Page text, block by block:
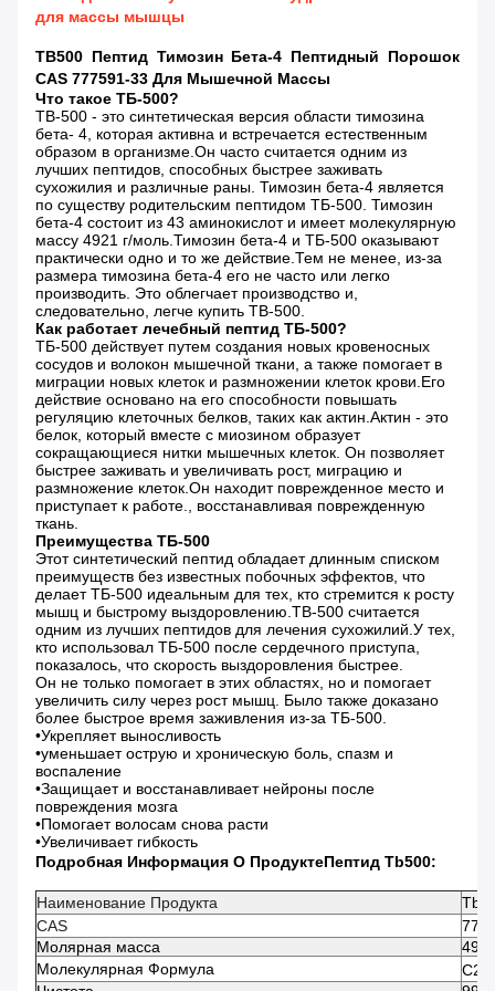
для массы мышцы
TB500 Пептид Тимозин Бета-4 Пептидный Порошок
CAS 777591-33 Для Мышечной Массы
Что такое ТБ-500?
TB-500 - это синтетическая версия области тимозина
бета- 4, которая активна и встречается естественным
образом в организме.Он часто считается одним из
лучших пептидов, способных быстрее заживать
сухожилия и различные раны. Тимозин бета-4 является
по существу родительским пептидом ТБ-500. Тимозин
бета-4 состоит из 43 аминокислот и имеет молекулярную
массу 4921 г/моль.Тимозин бета-4 и ТБ-500 оказывают
практически одно и то же действие.Тем не менее, из-за
размера тимозина бета-4 его не часто или легко
производить. Это облегчает производство и,
следовательно, легче купить TB-500.
Как работает лечебный пептид ТБ-500?
ТБ-500 действует путем создания новых кровеносных
сосудов и волокон мышечной ткани, а также помогает в
миграции новых клеток и размножении клеток крови.Его
действие основано на его способности повышать
регуляцию клеточных белков, таких как актин.Актин - это
белок, который вместе с миозином образует
сокращающиеся нитки мышечных клеток. Он позволяет
быстрее заживать и увеличивать рост, миграцию и
размножение клеток.Он находит поврежденное место и
приступает к работе., восстанавливая поврежденную
ткань.
Преимущества ТБ-500
Этот синтетический пептид обладает длинным списком
преимуществ без известных побочных эффектов, что
делает ТБ-500 идеальным для тех, кто стремится к росту
мышц и быстрому выздоровлению.TB-500 считается
одним из лучших пептидов для лечения сухожилий.У тех,
кто использовал ТБ-500 после сердечного приступа,
показалось, что скорость выздоровления быстрее.
Он не только помогает в этих областях, но и помогает
увеличить силу через рост мышц. Было также доказано
более быстрое время заживления из-за ТБ-500.
•Укрепляет выносливость
•уменьшает острую и хроническую боль, спазм и
воспаление
•Защищает и восстанавливает нейроны после
повреждения мозга
•Помогает волосам снова расти
•Увеличивает гибкость
Подробная Информация О ПродуктеПептид Tb500:
Наименование Продукта
CAS
Молярная масса
Молекулярная Формула